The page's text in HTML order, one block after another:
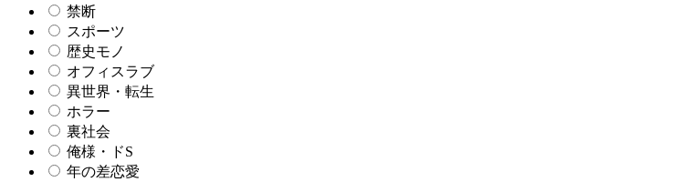
禁断
スポーツ
歴史モノ
オフィスラブ
異世界・転生
ホラー
裏社会
俺様・ドS
年の差恋愛